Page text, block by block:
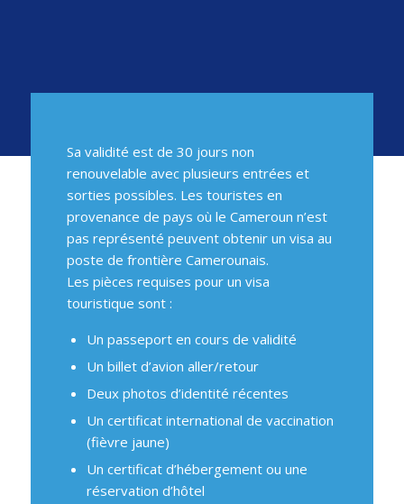
Sa validité est de 30 jours non
renouvelable avec plusieurs entrées et
sorties possibles. Les touristes en
provenance de pays où le Cameroun n’est
pas représenté peuvent obtenir un visa au
poste de frontière Camerounais.
Les pièces requises pour un visa
touristique sont :
Un passeport en cours de validité
Un billet d’avion aller/retour
Deux photos d’identité récentes
Un certificat international de vaccination
(fièvre jaune)
Un certificat d’hébergement ou une
réservation d’hôtel